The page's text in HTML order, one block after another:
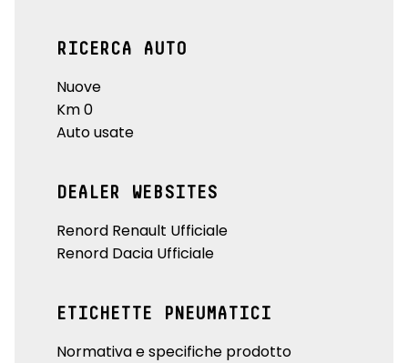
RICERCA AUTO
Nuove
Km 0
Auto usate
DEALER WEBSITES
Renord Renault Ufficiale
Renord Dacia Ufficiale
ETICHETTE PNEUMATICI
Normativa e specifiche prodotto